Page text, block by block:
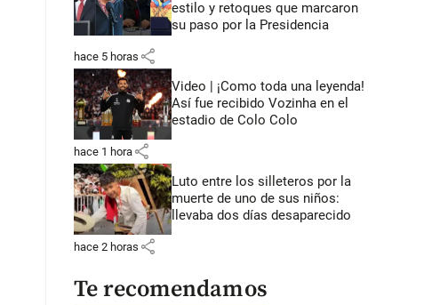
estilo y retoques que marcaron
su paso por la Presidencia
hace 5 horas share
Video | ¡Como toda una leyenda!
Así fue recibido Vozinha en el
estadio de Colo Colo
hace 1 hora share
Luto entre los silleteros por la
muerte de uno de sus niños:
llevaba dos días desaparecido
hace 2 horas share
Te recomendamos